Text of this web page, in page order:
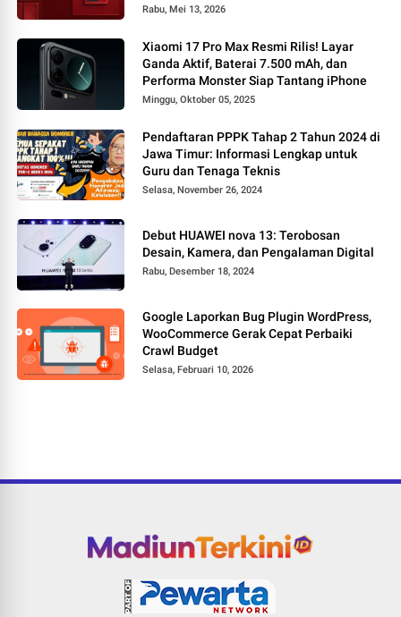
Rabu, Mei 13, 2026
Xiaomi 17 Pro Max Resmi Rilis! Layar
Ganda Aktif, Baterai 7.500 mAh, dan
Performa Monster Siap Tantang iPhone
Minggu, Oktober 05, 2025
Pendaftaran PPPK Tahap 2 Tahun 2024 di
Jawa Timur: Informasi Lengkap untuk
Guru dan Tenaga Teknis
Selasa, November 26, 2024
Debut HUAWEI nova 13: Terobosan
Desain, Kamera, dan Pengalaman Digital
Rabu, Desember 18, 2024
Google Laporkan Bug Plugin WordPress,
WooCommerce Gerak Cepat Perbaiki
Crawl Budget
Selasa, Februari 10, 2026